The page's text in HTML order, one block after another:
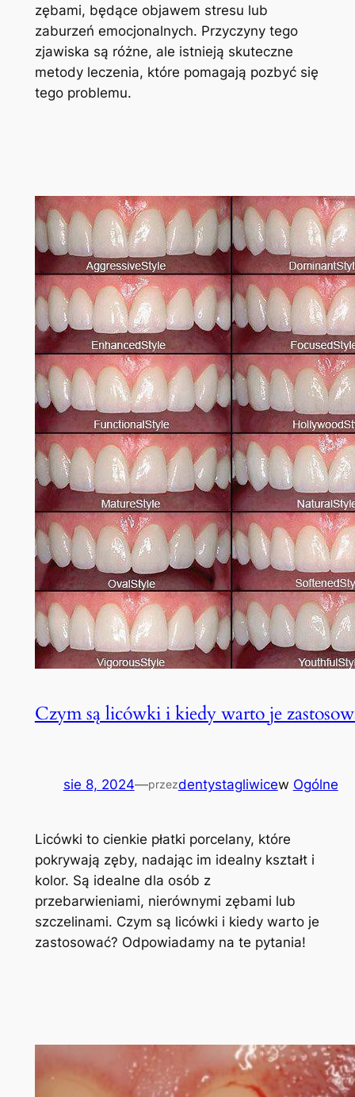
zębami, będące objawem stresu lub
zaburzeń emocjonalnych. Przyczyny tego
zjawiska są różne, ale istnieją skuteczne
metody leczenia, które pomagają pozbyć się
tego problemu.
Czym są licówki i kiedy warto je
sie 8, 2024—przezdentystagliwicew Ogólne
Licówki to cienkie płatki porcelany, które
pokrywają zęby, nadając im idealny kształt i
kolor. Są idealne dla osób z
przebarwieniami, nierównymi zębami lub
szczelinami. Czym są licówki i kiedy warto je
zastosować? Odpowiadamy na te pytania!